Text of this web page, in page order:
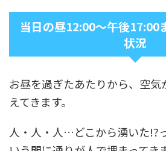
当日の昼12:00～午後17:00
状況
お昼を過ぎたあたりから、空
えてきます。
人・人・人…どこから湧いた!?